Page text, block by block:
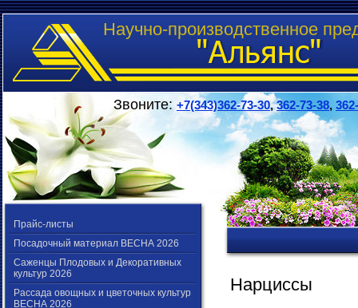
Научно-производственное
Звоните: +7(343)362-73-30,362-73-38,
Прайс-листы
Посадочный материал ВЕСНА 2026
Саженцы Плодовых и Декоративных
культур 2026
Рассада овощных и цветочных культур
ВЕСНА 2026
Нарциссы